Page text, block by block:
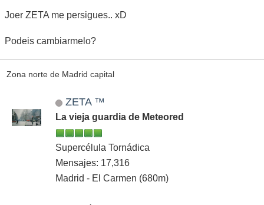
Joer ZETA me persigues.. xD
Podeis cambiarmelo?
Zona norte de Madrid capital
ZETA ™
La vieja guardia de Meteored
Supercélula Tornádica
Mensajes: 17,316
Madrid - El Carmen (680m)